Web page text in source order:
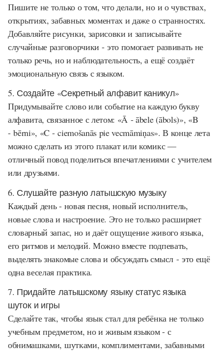
Пишите не только о том, что делали, но и о чувствах,
открытиях, забавных моментах и даже о странностях.
Добавляйте рисунки, зарисовки и записывайте
случайные разговорчики - это помогает развивать не
только речь, но и наблюдательность, а ещё создаёт
эмоциональную связь с языком.
5. Создайте «Секретный алфавит каникул»
Придумывайте слово или событие на каждую букву
алфавита, связанное с летом: «Ā - ābele (ābols)», «B
- bērni», «C - ciemošanās pie vecmāmiņas». В конце лета
можно сделать из этого плакат или комикс —
отличный повод поделиться впечатлениями с учителем
или друзьями.
6. Слушайте разную латышскую музыку
Каждый день - новая песня, новый исполнитель,
новые слова и настроение. Это не только расширяет
словарный запас, но и даёт ощущение живого языка,
его ритмов и мелодий. Можно вместе подпевать,
выделять знакомые слова и обсуждать смысл - это ещё
одна веселая практика.
7. Придайте латышскому языку статус языка
шуток и игры
Сделайте так, чтобы язык стал для ребёнка не только
учебным предметом, но и живым языком - с
обнимашками, шутками, комплиментами, забавными